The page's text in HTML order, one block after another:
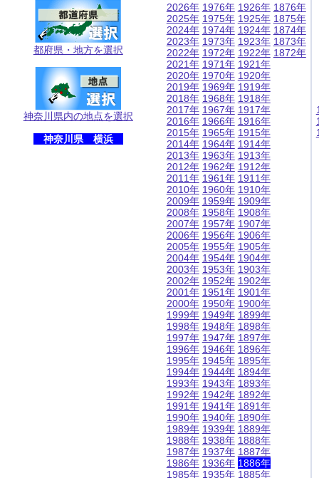
都府県・地方を選択
神奈川県内の地点を選択
神奈川県 横浜
2026年
2025年
2024年
2023年
2022年
2021年
2020年
2019年
2018年
2017年
2016年
2015年
2014年
2013年
2012年
2011年
2010年
2009年
2008年
2007年
2006年
2005年
2004年
2003年
2002年
2001年
2000年
1999年
1998年
1997年
1996年
1995年
1994年
1993年
1992年
1991年
1990年
1989年
1988年
1987年
1986年
1985年
1976年
1975年
1974年
1973年
1972年
1971年
1970年
1969年
1968年
1967年
1966年
1965年
1964年
1963年
1962年
1961年
1960年
1959年
1958年
1957年
1956年
1955年
1954年
1953年
1952年
1951年
1950年
1949年
1948年
1947年
1946年
1945年
1944年
1943年
1942年
1941年
1940年
1939年
1938年
1937年
1936年
1935年
1926年
1925年
1924年
1923年
1922年
1921年
1920年
1919年
1918年
1917年
1916年
1915年
1914年
1913年
1912年
1911年
1910年
1909年
1908年
1907年
1906年
1905年
1904年
1903年
1902年
1901年
1900年
1899年
1898年
1897年
1896年
1895年
1894年
1893年
1892年
1891年
1890年
1889年
1888年
1887年
1886年
1885年
1876年
1875年
1874年
1873年
1872年